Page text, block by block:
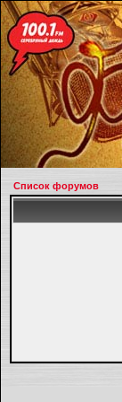
Список форумов